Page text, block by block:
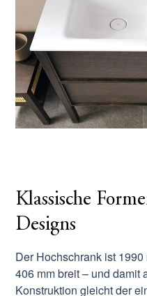
Klassische
Designs
Der Hochschrank ist
406 mm breit – und damit
Konstruktion gleicht der